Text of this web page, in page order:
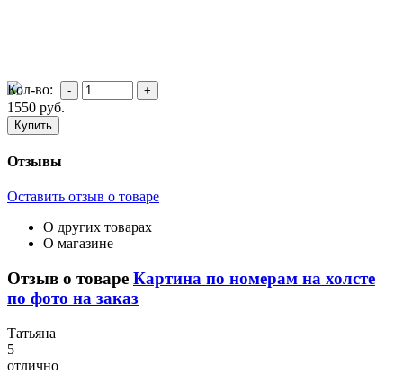
Кол-во:
1550 руб.
Отзывы
Оставить отзыв о товаре
О других товарах
О магазине
Отзыв о товаре Картина по номерам на холсте
по фото на заказ
Татьяна
5
отлично